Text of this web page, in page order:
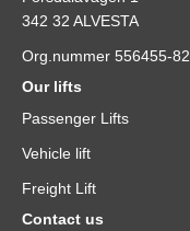
342 32 ALVESTA
Org.nummer 556455-
Our lifts
Passenger Lifts
Vehicle lift
Freight Lift
Contact us